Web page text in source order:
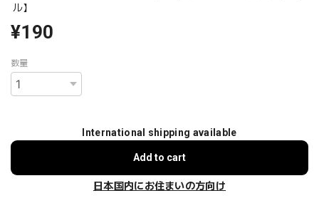
ル】
¥190
数量
International shipping available
Add to cart
日本国内にお住まいの方向け